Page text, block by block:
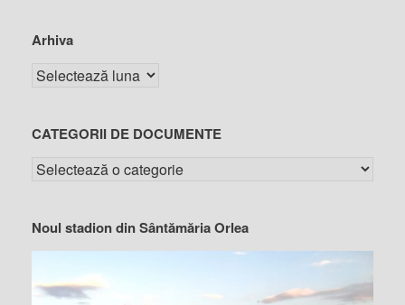
Arhiva
CATEGORII DE DOCUMENTE
Noul stadion din Sântămăria Orlea